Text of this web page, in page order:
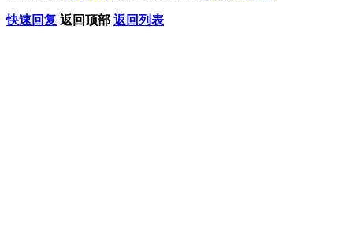
快速回复 返回顶部 返回列表